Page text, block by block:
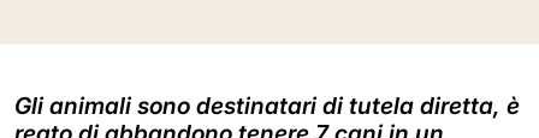
Gli animali sono destinatari di tutela diretta, è